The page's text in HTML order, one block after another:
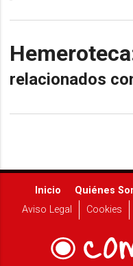
relacionados
Inicio Quiénes
Aviso Legal
Cookies